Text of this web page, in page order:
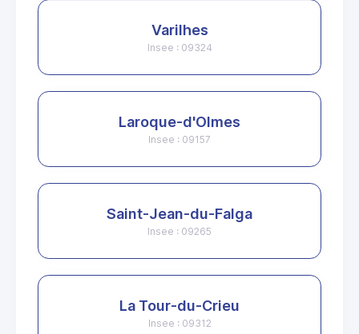
Varilhes
Insee : 09324
Laroque-d'Olmes
Insee : 09157
Saint-Jean-du-Falga
Insee : 09265
La Tour-du-Crieu
Insee : 09312